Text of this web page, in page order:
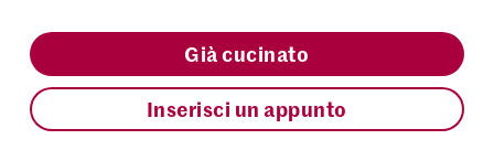
Già cucinato
Inserisci un appunto